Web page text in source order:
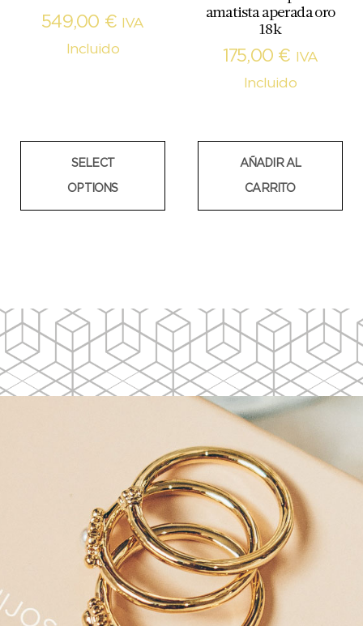
549,00 €
IVA
Incluido
SELECT
OPTIONS
amatista aperada oro
18k
175,00 €
IVA
Incluido
AÑADIR AL
CARRITO